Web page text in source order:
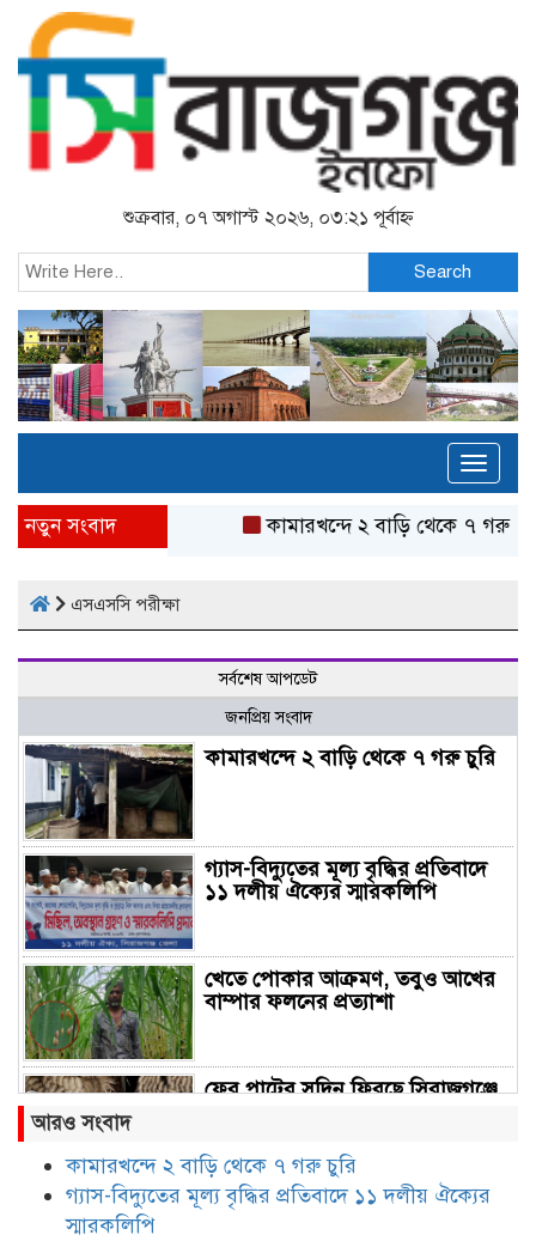
শুক্রবার, ০৭ অগাস্ট ২০২৬, ০৩:২১ পূর্বাহ্ন
Search
নতুন সংবাদ কামারখন্দে ২ বাড়ি থেকে ৭ গরু চুরি
এসএসসি পরীক্ষা
সর্বশেষ আপডেট
জনপ্রিয় সংবাদ
কামারখন্দে ২ বাড়ি থেকে ৭ গরু চুরি
গ্যাস-বিদ্যুতের মূল্য বৃদ্ধির প্রতিবাদে
১১ দলীয় ঐক্যের স্মারকলিপি
খেতে পোকার আক্রমণ, তবুও আখের
বাম্পার ফলনের প্রত্যাশা
ফের পাটের সুদিন ফিরছে সিরাজগঞ্জে
সামাজিক মাধ্যমে ছবি ভাইরাল, দ্রুত
আরও সংবাদ
কামারখন্দে ২ বাড়ি থেকে ৭ গরু চুরি
গ্যাস-বিদ্যুতের মূল্য বৃদ্ধির প্রতিবাদে ১১ দলীয় ঐক্যের
স্মারকলিপি